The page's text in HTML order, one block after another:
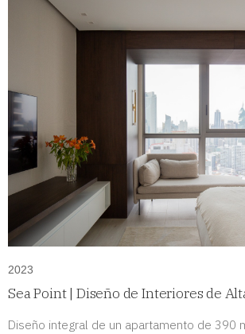
2023
Sea Point | Diseño de Interiores de
Diseño integral de un apartamento de 390